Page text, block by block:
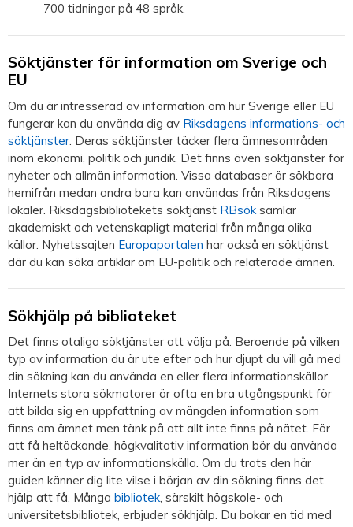
700 tidningar på 48 språk.
Söktjänster för information om Sverige och
EU
Om du är intresserad av information om hur Sverige eller EU
fungerar kan du använda dig av Riksdagens informations- och
söktjänster . Deras söktjänster täcker flera ämnesområden
inom ekonomi, politik och juridik. Det finns även söktjänster för
nyheter och allmän information. Vissa databaser är sökbara
hemifrån medan andra bara kan användas från Riksdagens
lokaler. Riksdagsbibliotekets söktjänst RBsök samlar
akademiskt och vetenskapligt material från många olika
källor. Nyhetssajten Europaportalen har också en söktjänst
där du kan söka artiklar om EU-politik och relaterade ämnen.
Sökhjälp på biblioteket
Det finns otaliga söktjänster att välja på. Beroende på vilken
typ av information du är ute efter och hur djupt du vill gå med
din sökning kan du använda en eller flera informationskällor.
Internets stora sökmotorer är ofta en bra utgångspunkt för
att bilda sig en uppfattning av mängden information som
finns om ämnet men tänk på att allt inte finns på nätet. För
att få heltäckande, högkvalitativ information bör du använda
mer än en typ av informationskälla. Om du trots den här
guiden känner dig lite vilse i början av din sökning finns det
hjälp att få. Många bibliotek, särskilt högskole- och
universitetsbibliotek, erbjuder sökhjälp. Du bokar en tid med